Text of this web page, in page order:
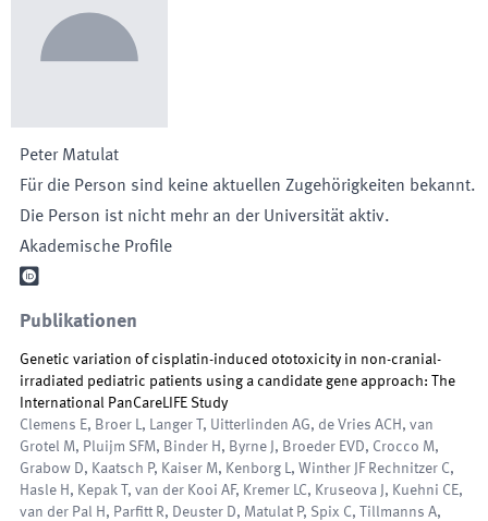
Peter Matulat
Für die Person sind keine aktuellen Zugehörigkeiten bekannt.
Die Person ist nicht mehr an der Universität aktiv.
Akademische Profile

Publikationen
Genetic variation of cisplatin-induced ototoxicity in non-cranial-
irradiated pediatric patients using a candidate gene approach: The
International PanCareLIFE Study
Clemens E, Broer L, Langer T, Uitterlinden AG, de Vries ACH, van
Grotel M, Pluijm SFM, Binder H, Byrne J, Broeder EVD, Crocco M,
Grabow D, Kaatsch P, Kaiser M, Kenborg L, Winther JF Rechnitzer C,
Hasle H, Kepak T, van der Kooi AF, Kremer LC, Kruseova J, Kuehni CE,
van der Pal H, Parfitt R, Deuster D, Matulat P, Spix C, Tillmanns A,